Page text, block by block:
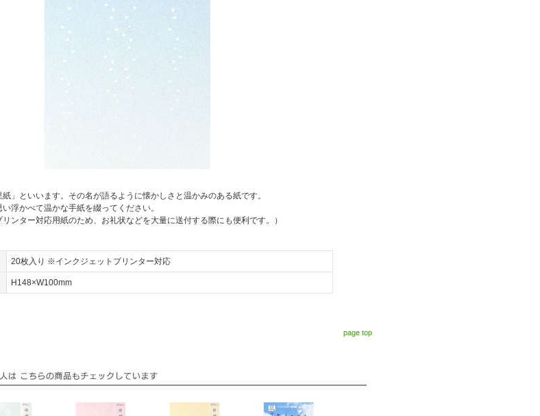
」といいます。その名が語るように懐かしさと温かみのある紙です。
浮かべて温かな手紙を綴ってください。
リンター対応用紙のため、お礼状などを大量に送付する際にも便利です。）
20枚入り ※インクジェットプリンター対応
H148×W100mm
page top